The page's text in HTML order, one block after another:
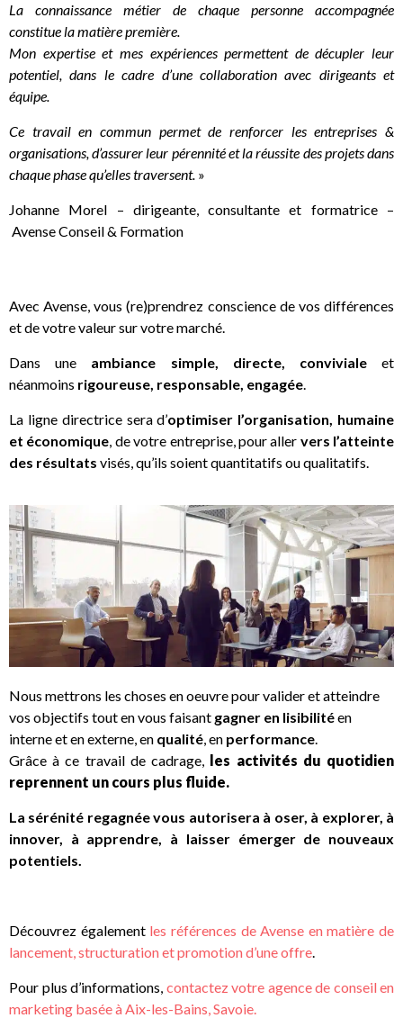
La connaissance métier de chaque personne accompagnée
constitue la matière première.
Mon expertise et mes expériences permettent de décupler leur
potentiel, dans le cadre d’une collaboration avec dirigeants et
équipe.
Ce travail en commun permet de renforcer les entreprises &
organisations, d’assurer leur pérennité et la réussite des projets dans
chaque phase qu’elles traversent. »
Johanne Morel – dirigeante, consultante et formatrice –
Avense Conseil & Formation
Avec Avense, vous (re)prendrez conscience de vos différences
et de votre valeur sur votre marché.
Dans une ambiance simple, directe, convivialeet
néanmoins rigoureuse, responsable, engagée.
La ligne directrice sera d’optimiser l’organisation, humaine
et économique, de votre entreprise, pour aller vers l’atteinte
des résultats visés, qu’ils soient quantitatifs ou qualitatifs.
Nous mettrons les choses en oeuvre pour valider et atteindre
vos objectifs tout en vous faisant gagner en lisibilitéen
interne et en externe, en qualité, en performance.
Grâce à ce travail de cadrage, les activités du quotidien
reprennent un cours plus fluide.
La sérénité regagnée vous autorisera à oser, à explorer, à
innover, à apprendre, à laisser émerger de nouveaux
potentiels.
Découvrez également les références de Avense en matière de
lancement, structuration et promotion d’une offre.
Pour plus d’informations, contactez votre agence de conseil en
marketing basée à Aix-les-Bains, Savoie.